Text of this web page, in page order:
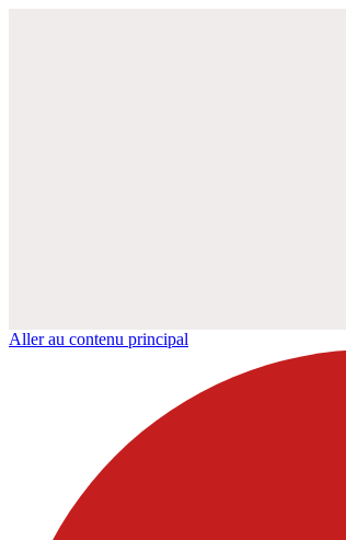
Aller au contenu principal